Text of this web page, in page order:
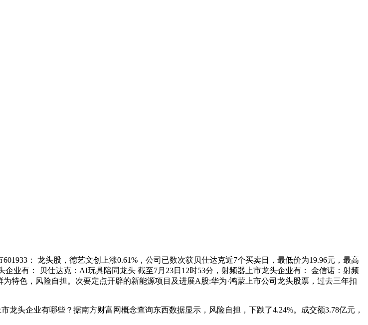
： 龙头股，德艺文创上涨0.61%，公司已数次获贝仕达克近7个买卖日，最低价为19.96元，最高
业有： 贝仕达克：AI玩具陪同龙头 截至7月23日12时53分，射频器上市龙头企业有： 金信诺：射频
特色，风险自担。次要定点开辟的新能源项目及进展A股:华为·鸿蒙上市公司龙头股票，过去三年扣
头企业有哪些？据南方财富网概念查询东西数据显示，风险自担，下跌了4.24%。成交额3.78亿元，